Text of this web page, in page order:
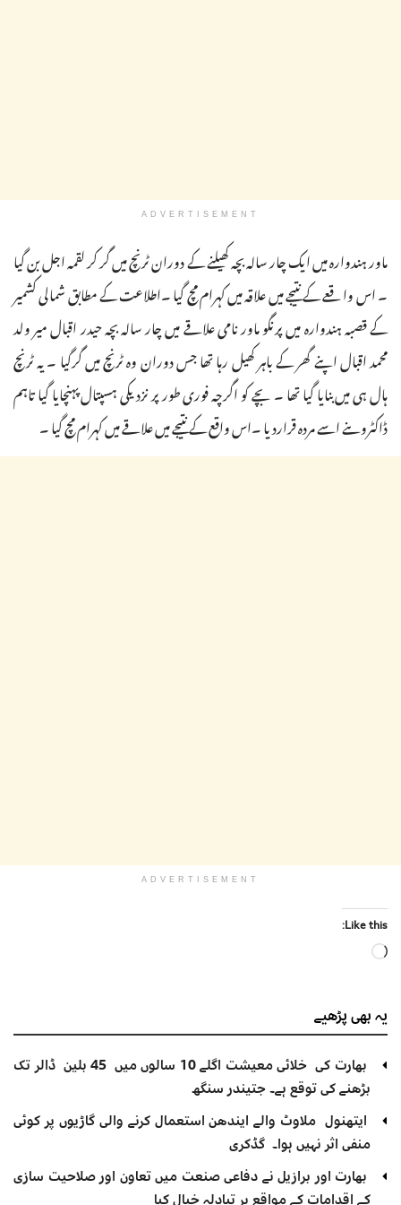
ADVERTISEMENT
ماور ہندوارہ میں ایک چار سالہ بچہ کھیلنے کے دوران ٹرنچ میں گر کر لقمہ اجل بن گیا
۔ اس واقعے کے نتیجے میں علاقہ میں کہرام مچ گیا ۔اطلاعت کے مطابق شمالی کشمیر
کے قصبہ ہندوارہ میں پرنگو ماور نامی علاقے میں چار سالہ بچہ حیدر اقبال میر ولد
محمد اقبال اپنے گھر کے باہر کھیل رہا تھا جس دوران وہ ٹرنچ میں گرگیا ۔ یہ ٹرنچ
ہال ہی میں بنایا گیا تھا ۔ بچے کو اگرچہ فوری طور پر نزدیکی ہسپتال پہنچایا گیا تاہم
ڈاکٹروںنے اسے مردہ قراردیا ۔اس واقع کے نتیجے میں علاقے میں کہرام مچ گیا ۔
ADVERTISEMENT
Like this:
Loading…
یہ بھیپڑھیے
بھارت کی خلائی معیشت اگلے 10 سالوں میں 45 بلین ڈالر تک
بڑھنے کی توقع ہے۔ جتیندر سنگھ
ایتھنول ملاوٹ والے ایندھن استعمال کرنے والی گاڑیوں پر کوئی
منفی اثر نہیں ہوا۔ گڈکری
بھارت اور برازیل نے دفاعی صنعت میں تعاون اور صلاحیت سازی
کے اقدامات کے مواقع پر تبادلہ خیال کیا